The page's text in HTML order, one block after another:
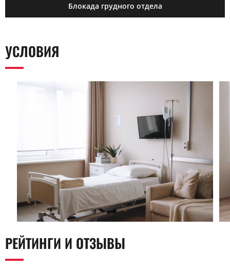
Блокада грудного отдела
УСЛОВИЯ
РЕЙТИНГИ И ОТЗЫВЫ